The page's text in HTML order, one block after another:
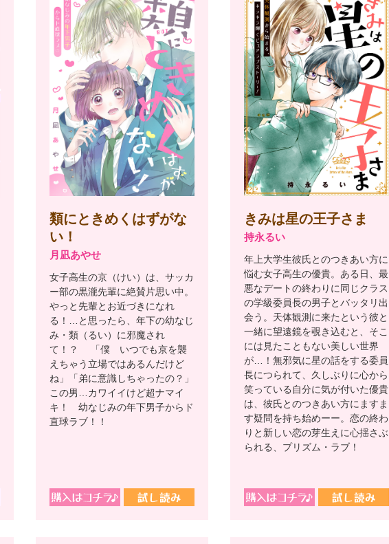
類にときめくはずがな
い！
月凪あやせ
女子高生の京（けい）は、サッカ
ー部の黒瀧先輩に絶賛片思い中。
やっと先輩とお近づきになれ
る！…と思ったら、年下の幼なじ
み・類（るい）に邪魔され
て！？ 「僕 いつでも京を襲
えちゃう立場ではあるんだけど
ね」「弟に意識しちゃったの？」
この男…カワイイけど超ナマイ
キ！ 幼なじみの年下男子からド
直球ラブ！！
きみは星の王子さま
持永るい
年上大学生彼氏とのつきあい方に
悩む女子高生の優貴。ある日、最
悪なデートの終わりに同じクラス
の学級委員長の男子とバッタリ出
会う。天体観測に来たという彼と
一緒に望遠鏡を覗き込むと、そこ
には見たこともない美しい世界
が…！無邪気に星の話をする委員
長につられて、久しぶりに心から
笑っている自分に気が付いた優貴
は、彼氏とのつきあい方にますま
す疑問を持ち始めーー。恋の終わ
りと新しい恋の芽生えに心揺さぶ
られる、プリズム・ラブ！